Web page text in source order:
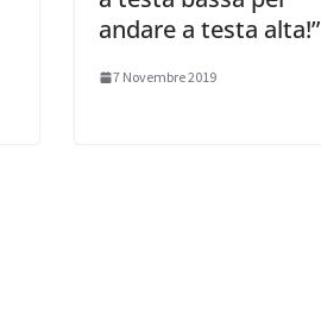
andare a testa alta!”
7 Novembre 2019